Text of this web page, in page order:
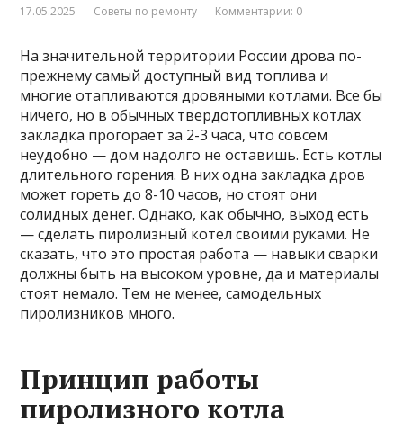
17.05.2025 Советы по ремонту Комментарии: 0
На значительной территории России дрова по-
прежнему самый доступный вид топлива и
многие отапливаются дровяными котлами. Все бы
ничего, но в обычных твердотопливных котлах
закладка прогорает за 2-3 часа, что совсем
неудобно — дом надолго не оставишь. Есть котлы
длительного горения. В них одна закладка дров
может гореть до 8-10 часов, но стоят они
солидных денег. Однако, как обычно, выход есть
— сделать пиролизный котел своими руками. Не
сказать, что это простая работа — навыки сварки
должны быть на высоком уровне, да и материалы
стоят немало. Тем не менее, самодельных
пиролизников много.
Принцип работы
пиролизного котла